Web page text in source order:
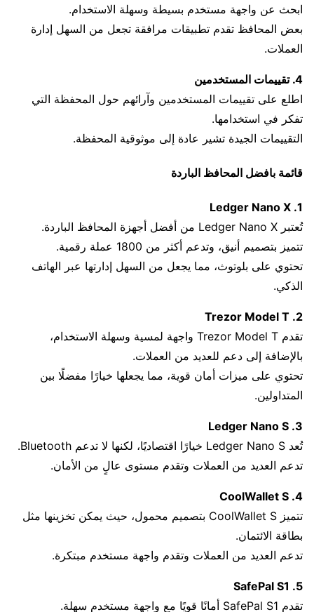
ابحث عن واجهة مستخدم بسيطة وسهلة الاستخدام.
بعض المحافظ تقدم تطبيقات مرافقة تجعل من السهل إدارة
العملات.
4. تقييمات المستخدمين
اطلع على تقييمات المستخدمين وآرائهم حول المحفظة التي
تفكر في استخدامها.
التقييمات الجيدة تشير عادة إلى موثوقية المحفظة.
قائمة بافضل المحافظ الباردة
1. Ledger Nano X
تُعتبر Ledger Nano X من أفضل أجهزة المحافظ الباردة.
تتميز بتصميم أنيق، وتدعم أكثر من 1800 عملة رقمية.
تحتوي على بلوتوث، مما يجعل من السهل إدارتها عبر الهاتف
الذكي.
2. Trezor Model T
تقدم Trezor Model T واجهة لمسية وسهلة الاستخدام،
بالإضافة إلى دعم للعديد من العملات.
تحتوي على ميزات أمان قوية، مما يجعلها خيارًا مفضلًا بين
المتداولين.
3. Ledger Nano S
تُعد Ledger Nano S خيارًا اقتصاديًا، لكنها لا تدعم Bluetooth.
تدعم العديد من العملات وتقدم مستوى عالٍ من الأمان.
4. CoolWallet S
تتميز CoolWallet S بتصميم محمول، حيث يمكن تخزينها مثل
بطاقة الائتمان.
تدعم العديد من العملات وتقدم واجهة مستخدم مبتكرة.
5. SafePal S1
تقدم SafePal S1 أمانًا قويًا مع واجهة مستخدم سهلة.